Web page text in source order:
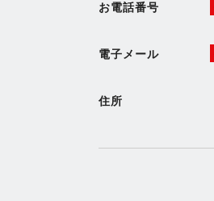
お電話番号
電子メール
住所